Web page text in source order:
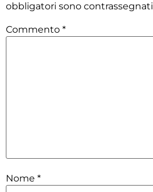
obbligatori sono contrassegnati
Commento *
Nome *